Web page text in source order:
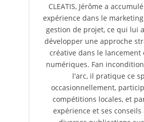
CLEATIS, Jérôme a
expérience dans le
gestion de projet, ce qui lui
développer une approche
créative dans le lancement
numériques. Fan
l'arc, il pratique ce
occasionnellement,
compétitions locales, et
expérience et ses conseils